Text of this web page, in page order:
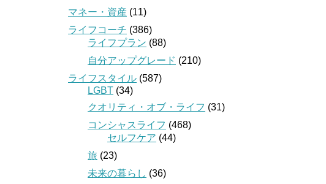
マネー・資産 (11)
ライフコーチ (386)
ライフプラン (88)
自分アップグレード (210)
ライフスタイル (587)
LGBT (34)
クオリティ・オブ・ライフ (31)
コンシャスライフ (468)
セルフケア (44)
旅 (23)
未来の暮らし (36)